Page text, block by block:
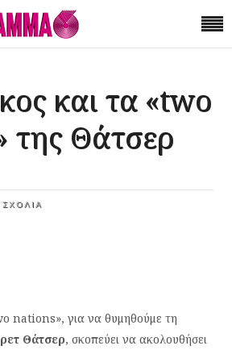
και τα «two
της Θάτσερ
ΣΧΌΛΙΑ
nations», για να θυμηθούμε τη
Θάτσερ, σκοπεύει να ακολουθήσει